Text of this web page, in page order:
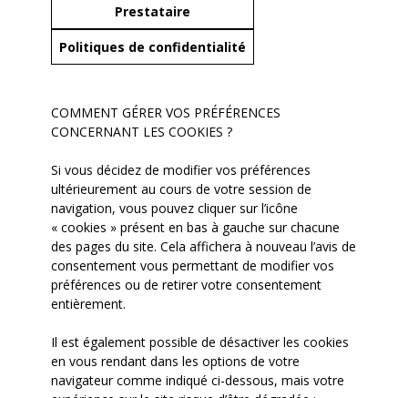
Prestataire
Politiques de confidentialité
COMMENT GÉRER VOS PRÉFÉRENCES
CONCERNANT LES COOKIES ?
Si vous décidez de modifier vos préférences
ultérieurement au cours de votre session de
navigation, vous pouvez cliquer sur l’icône
« cookies » présent en bas à gauche sur chacune
des pages du site. Cela affichera à nouveau l’avis de
consentement vous permettant de modifier vos
préférences ou de retirer votre consentement
entièrement.
Il est également possible de désactiver les cookies
en vous rendant dans les options de votre
navigateur comme indiqué ci-dessous, mais votre